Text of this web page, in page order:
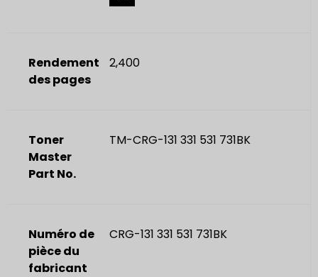
Rendement
des pages
2,400
Toner
Master
Part No.
TM-CRG-131 331 531 731BK
Numéro de
pièce du
fabricant
CRG-131 331 531 731BK